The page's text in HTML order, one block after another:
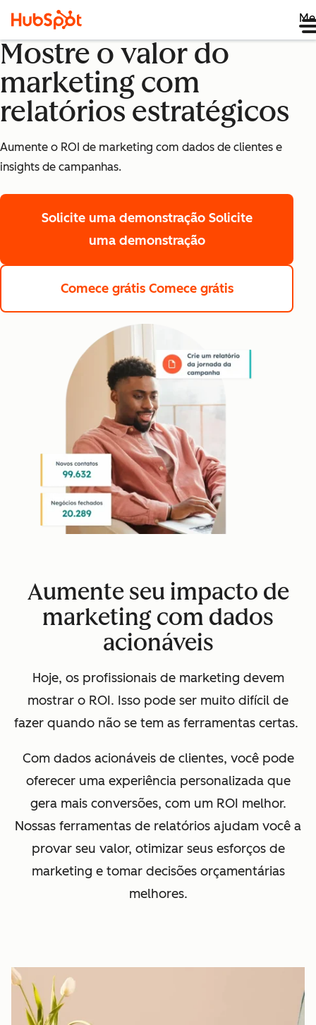
Mostre o valor do
marketing com
relatórios estratégicos
Aumente o ROI de marketing com dados de clientes e
insights de campanhas.
Solicite uma demonstração Solicite
uma demonstração
Comece grátis Comece grátis
Aumente seu impacto de
marketing com dados
acionáveis
Hoje, os profissionais de marketing devem
mostrar o ROI. Isso pode ser muito difícil de
fazer quando não se tem as ferramentas certas.
Com dados acionáveis de clientes, você pode
oferecer uma experiência personalizada que
gera mais conversões, com um ROI melhor.
Nossas ferramentas de relatórios ajudam você a
provar seu valor, otimizar seus esforços de
marketing e tomar decisões orçamentárias
melhores.